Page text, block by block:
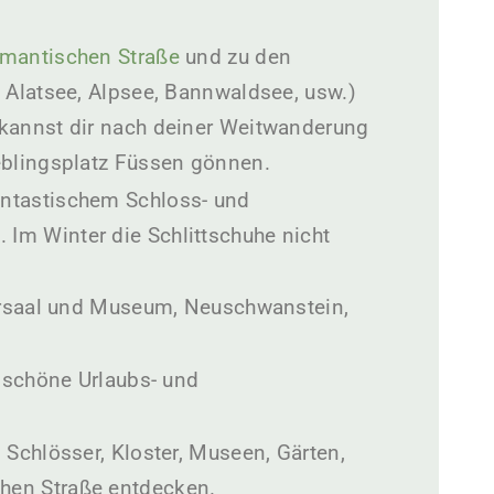
Straßeund zu den
Alpsee, Bannwaldsee, usw.)
dir nach deiner Weitwanderung
Füssen gönnen.
Schloss- und
Im Winter die Schlittschuhe nicht
und Museum, Neuschwanstein,
Urlaubs- und
Kloster, Museen, Gärten,
Straße entdecken.